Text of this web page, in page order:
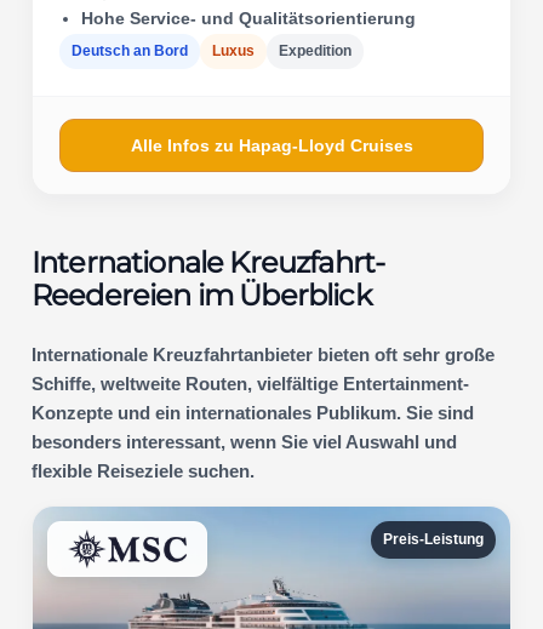
Hohe Service- und Qualitätsorientierung
Deutsch an Bord Luxus Expedition
Alle Infos zu Hapag-Lloyd Cruises
Internationale Kreuzfahrt-
Reedereien im Überblick
Internationale Kreuzfahrtanbieter bieten oft sehr große
Schiffe, weltweite Routen, vielfältige Entertainment-
Konzepte und ein internationales Publikum. Sie sind
besonders interessant, wenn Sie viel Auswahl und
flexible Reiseziele suchen.
Preis-Leistung